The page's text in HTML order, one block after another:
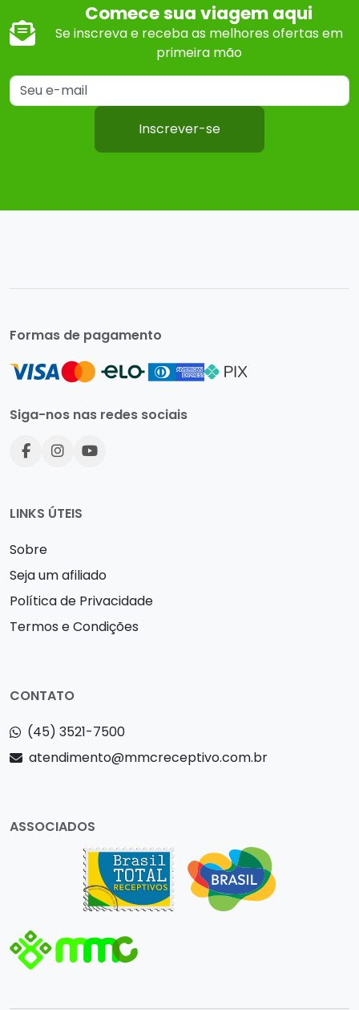
Comece sua viagem aqui
Se inscreva e receba as melhores ofertas em
primeira mão
Inscrever-se
Formas de pagamento
Siga-nos nas redes sociais
LINKS ÚTEIS
Sobre
Seja um afiliado
Política de Privacidade
Termos e Condições
CONTATO
(45) 3521-7500
atendimento@mmcreceptivo.com.br
ASSOCIADOS